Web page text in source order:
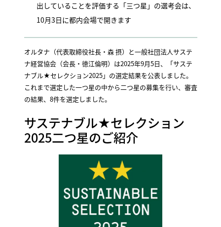
出していることを評価する「三つ星」の選考会は、
10月3日に都内会場で開きます
オルタナ（代表取締役社長・森 摂）と一般社団法人サステ
ナ経営協会（会長・徳江倫明）は2025年9月5日、「サステ
ナブル★セレクション2025」の選定結果を公表しました。
これまで選定した一つ星の中から二つ星の募集を行い、審査
の結果、8件を選定しました。
サステナブル★セレクション
2025二つ星のご紹介